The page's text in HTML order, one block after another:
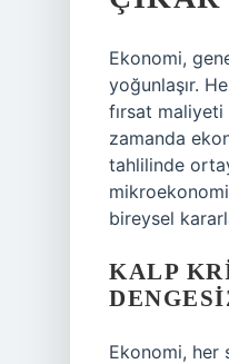
Ekonomi,
yoğunlaşır.
fırsat maliyeti
zamanda
tahlilinde
bireysel
KALP
Ekonomi, her